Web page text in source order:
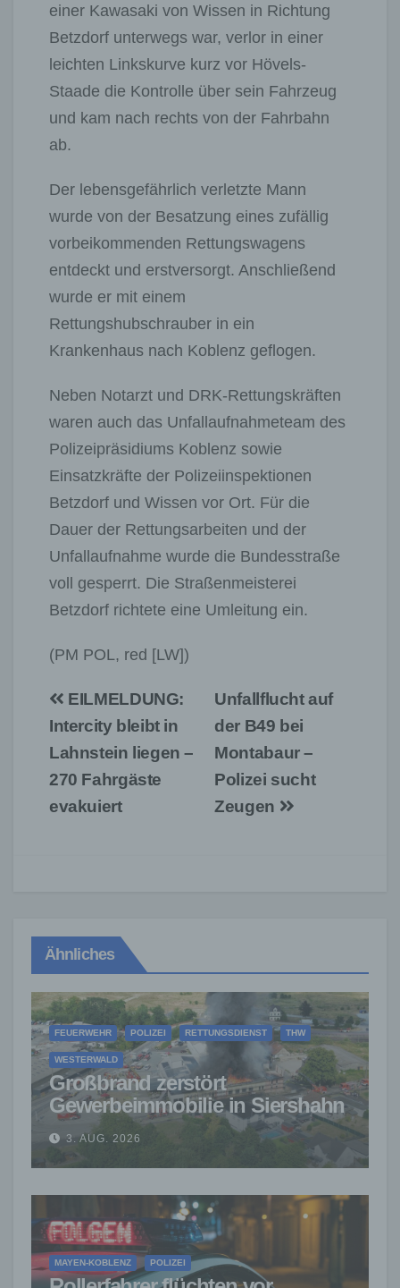
einer Kawasaki von Wissen in Richtung
Betzdorf unterwegs war, verlor in einer
leichten Linkskurve kurz vor Hövels-
Staade die Kontrolle über sein Fahrzeug
und kam nach rechts von der Fahrbahn
ab.
Der lebensgefährlich verletzte Mann
wurde von der Besatzung eines zufällig
vorbeikommenden Rettungswagens
entdeckt und erstversorgt. Anschließend
wurde er mit einem
Rettungshubschrauber in ein
Krankenhaus nach Koblenz geflogen.
Neben Notarzt und DRK-Rettungskräften
waren auch das Unfallaufnahmeteam des
Polizeipräsidiums Koblenz sowie
Einsatzkräfte der Polizeiinspektionen
Betzdorf und Wissen vor Ort. Für die
Dauer der Rettungsarbeiten und der
Unfallaufnahme wurde die Bundesstraße
voll gesperrt. Die Straßenmeisterei
Betzdorf richtete eine Umleitung ein.
(PM POL, red [LW])
Beitragsnavigation
Unfallflucht auf
der B49 bei
Montabaur –
Polizei sucht
Zeugen
EILMELDUNG:
Intercity bleibt in
Lahnstein liegen –
270 Fahrgäste
evakuiert
Ähnliches
FEUERWEHR POLIZEI RETTUNGSDIENST THW
WESTERWALD
Großbrand zerstört
Gewerbeimmobilie in Siershahn
– Millionenschaden entstanden
3. AUG. 2026
MAYEN-KOBLENZ POLIZEI